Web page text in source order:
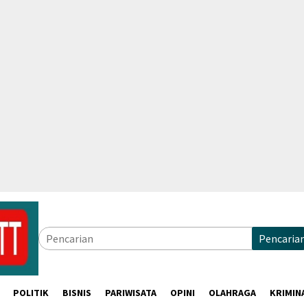
POLITIK BISNIS PARIWISATA OPINI OLAHRAGA